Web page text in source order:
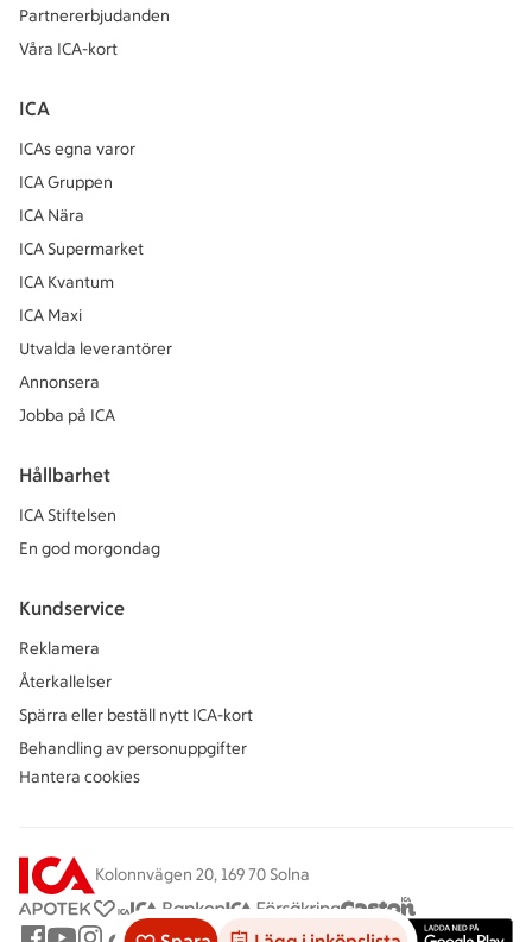
Partnererbjudanden
Våra ICA-kort
ICA
ICAs egna varor
ICA Gruppen
ICA Nära
ICA Supermarket
ICA Kvantum
ICA Maxi
Utvalda leverantörer
Annonsera
Jobba på ICA
Hållbarhet
ICA Stiftelsen
En god morgondag
Kundservice
Reklamera
Återkallelser
Spärra eller beställ nytt ICA-kort
Behandling av personuppgifter
Hantera cookies
Kolonnvägen 20, 169 70 Solna